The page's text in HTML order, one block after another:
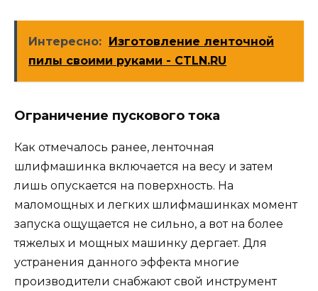
Интересно:
Изготовление ленточной
пилы своими руками - CTLN.RU
Ограничение пускового тока
Как отмечалось ранее, ленточная
шлифмашинка включается на весу и затем
лишь опускается на поверхность. На
маломощных и легких шлифмашинках момент
запуска ощущается не сильно, а вот на более
тяжелых и мощных машинку дергает. Для
устранения данного эффекта многие
производители снабжают свой инструмент